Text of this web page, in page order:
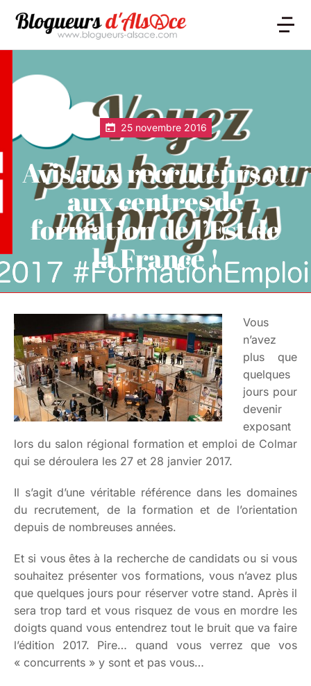
25 novembre 2016
Avis aux recruteurs et
aux centres de
formation de l’Est de
la France !
Vous
n’avez
plus que
quelques
jours pour
devenir
exposant
lors du salon régional formation et emploi de Colmar
qui se déroulera les 27 et 28 janvier 2017.
Il s’agit d’une véritable référence dans les domaines
du recrutement, de la formation et de l’orientation
depuis de nombreuses années.
Et si vous êtes à la recherche de candidats ou si vous
souhaitez présenter vos formations, vous n’avez plus
que quelques jours pour réserver votre stand. Après il
sera trop tard et vous risquez de vous en mordre les
doigts quand vous entendrez tout le bruit que va faire
l’édition 2017. Pire… quand vous verrez que vos
« concurrents » y sont et pas vous…